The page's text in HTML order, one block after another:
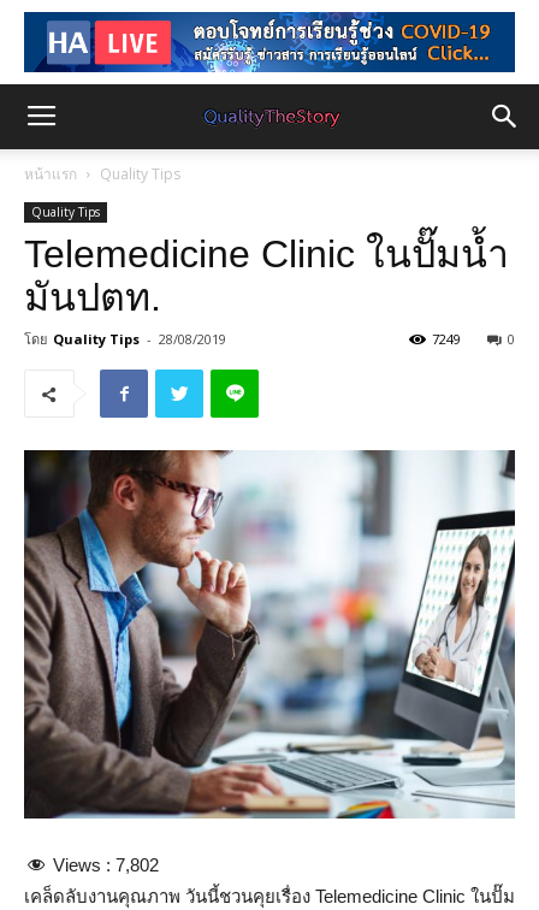
หน้าแรก Quality Tips
Quality Tips
Telemedicine Clinic ในปั๊มน้ำ
มันปตท.
โดย Quality Tips - 28/08/2019 0
7249
Views : 7,802
เคล็ดลับงานคุณภาพ วันนี้ชวนคุยเรื่อง Telemedicine Clinic ในปั๊ม